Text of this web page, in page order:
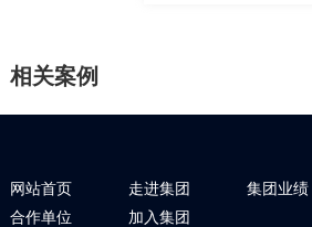
相关案例
网站首页 走进集团 集团业绩
合作单位
加入集团